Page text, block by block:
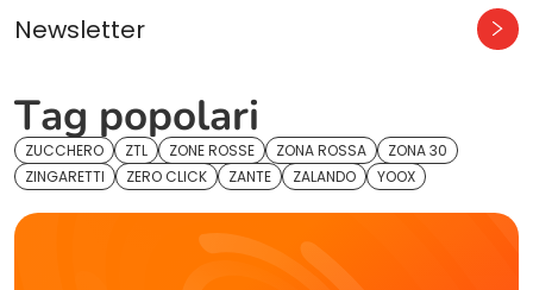
Newsletter
Tag popolari
ZUCCHERO ZTL ZONE ROSSE ZONA ROSSA
ZONA 30
ZINGARETTI
ZERO CLICK ZANTE ZALANDO YOOX